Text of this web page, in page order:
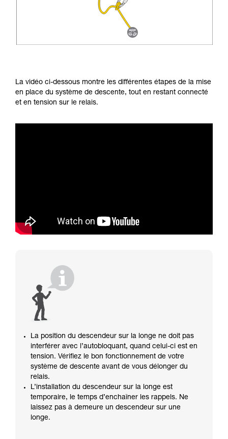
La vidéo ci-dessous montre les différentes étapes de la mise
en place du système de descente, tout en restant connecté
et en tension sur le relais.
La position du descendeur sur la longe ne doit pas
interférer avec l’autobloquant, quand celui-ci est en
tension. Vérifiez le bon fonctionnement de votre
système de descente avant de vous délonger du
relais.
L’installation du descendeur sur la longe est
temporaire, le temps d’enchaîner les rappels. Ne
laissez pas à demeure un descendeur sur une
longe.